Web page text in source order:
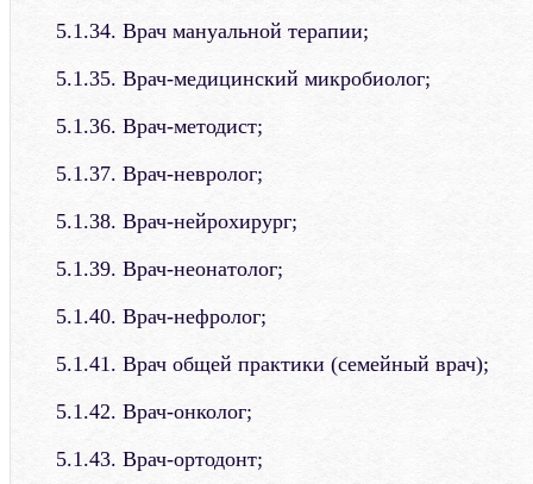
5.1.34. Врач мануальной терапии;
5.1.35. Врач-медицинский микробиолог;
5.1.36. Врач-методист;
5.1.37. Врач-невролог;
5.1.38. Врач-нейрохирург;
5.1.39. Врач-неонатолог;
5.1.40. Врач-нефролог;
5.1.41. Врач общей практики (семейный врач);
5.1.42. Врач-онколог;
5.1.43. Врач-ортодонт;